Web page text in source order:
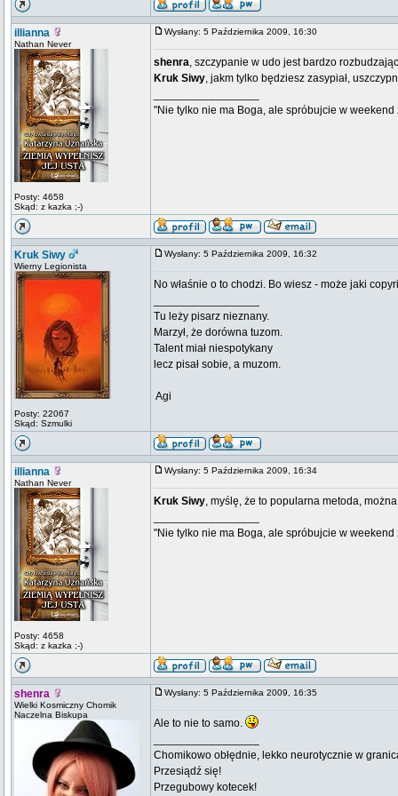
illianna
Nathan Never
Posty: 4658
Skąd: z kazka ;-)
Wysłany: 5 Października 2009, 16:30
shenra, szczypanie w udo jest bardzo
Kruk Siwy, jakm tylko będziesz zasypiał,
"Nie tylko nie ma Boga, ale spróbujcie w
Kruk Siwy
Wierny Legionista
Posty: 22067
Skąd: Szmulki
Wysłany: 5 Października 2009, 16:32
No właśnie o to chodzi. Bo wiesz - może jaki
Tu leży pisarz nieznany.
Marzył, że dorówna tuzom.
Talent miał niespotykany
lecz pisał sobie, a muzom.
 Agi
illianna
Nathan Never
Posty: 4658
Skąd: z kazka ;-)
Wysłany: 5 Października 2009, 16:34
Kruk Siwy, myślę, że to popularna metoda,
"Nie tylko nie ma Boga, ale spróbujcie w
shenra
Wielki Kosmiczny Chomik
Naczelna Biskupa
Wysłany: 5 Października 2009, 16:35
Ale to nie to samo.
Chomikowo obłędnie, lekko neurotycznie w
Przesiądź się!
Przegubowy kotecek!